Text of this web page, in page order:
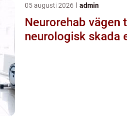
05 augusti 2026 admin
Neurorehab vägen tillbaka efter
neurologisk skada